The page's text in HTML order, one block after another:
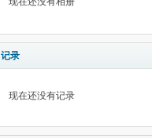
记录
现在还没有记录